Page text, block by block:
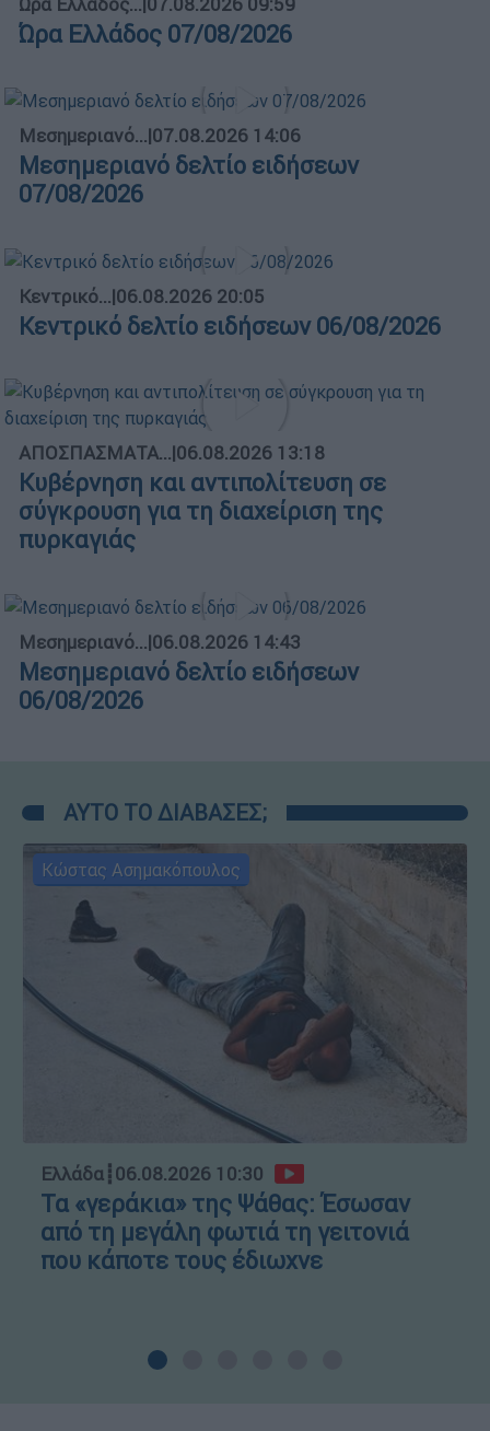
Ώρα Ελλάδος 07/08/2026
Μεσημεριανό...|07.08.2026 14:06
Μεσημεριανό δελτίο ειδήσεων
07/08/2026
Κεντρικό...|06.08.2026 20:05
Κεντρικό δελτίο ειδήσεων 06/08/2026
ΑΠΟΣΠΑΣΜΑΤΑ...|06.08.2026 13:18
Κυβέρνηση και αντιπολίτευση σε
σύγκρουση για τη διαχείριση της
πυρκαγιάς
Μεσημεριανό...|06.08.2026 14:43
Μεσημεριανό δελτίο ειδήσεων
06/08/2026
ΑΥΤΟ ΤΟ ΔΙΑΒΑΣΕΣ;
Κώστας Ασημακόπουλος
Ελλάδα┋06.08.2026 10:30
Τα «γεράκια» της Ψάθας: Έσωσαν
από τη μεγάλη φωτιά τη γειτονιά
που κάποτε τους έδιωχνε